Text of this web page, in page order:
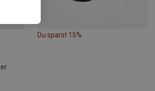
Du sparst 15%